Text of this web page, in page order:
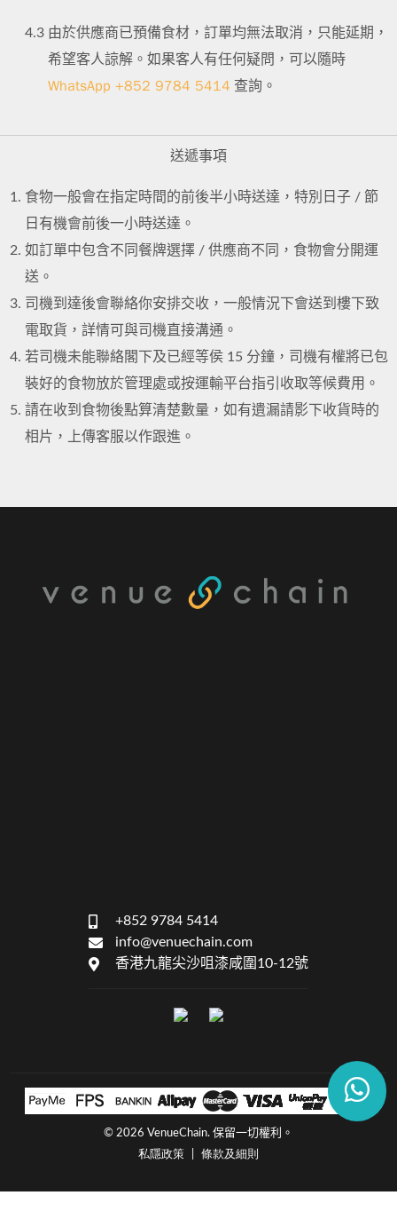
4.3 由於供應商已預備食材，訂單均無法取消，只能延期，
希望客人諒解。如果客人有任何疑問，可以隨時
WhatsApp +852 9784 5414 查詢。
送遞事項
食物一般會在指定時間的前後半小時送達，特別日子 / 節
日有機會前後一小時送達。
如訂單中包含不同餐牌選擇 / 供應商不同，食物會分開運
送。
司機到達後會聯絡你安排交收，一般情況下會送到樓下致
電取貨，詳情可與司機直接溝通。
若司機未能聯絡閣下及已經等侯 15 分鐘，司機有權將已包
裝好的食物放於管理處或按運輸平台指引收取等候費用。
請在收到食物後點算清楚數量，如有遺漏請影下收貨時的
相片，上傳客服以作跟進。
+852 9784 5414
info@venuechain.com
香港九龍尖沙咀漆咸圍10-12號
© 2026 VenueChain. 保留一切權利。
私隱政策 條款及細則